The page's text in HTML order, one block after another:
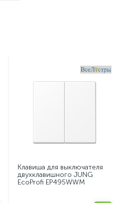
Клавиша для выключателя
двухклавишного JUNG
EcoProfi EP495WWM